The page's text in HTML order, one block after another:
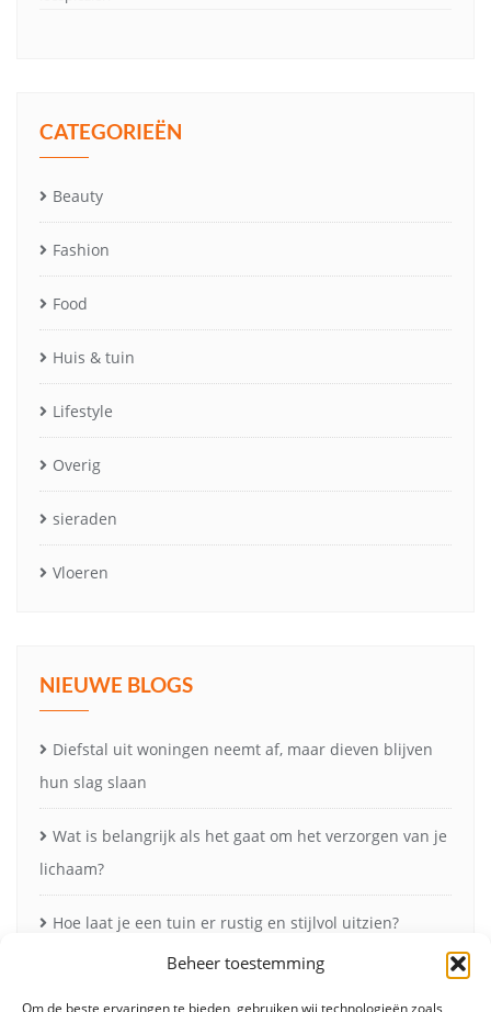
Beheer toestemming
Om de beste ervaringen te bieden, gebruiken wij technologieën zoals
CATEGORIEËN
Beauty
Fashion
Food
Huis & tuin
Lifestyle
Overig
sieraden
Vloeren
NIEUWE BLOGS
Diefstal uit woningen neemt af, maar dieven blijven
hun slag slaan
Wat is belangrijk als het gaat om het verzorgen van je
lichaam?
Hoe laat je een tuin er rustig en stijlvol uitzien?
Vleesmessen: onmisbaar voor perfect snijwerk in de